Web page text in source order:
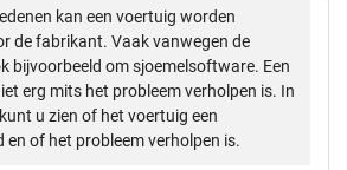
kan een voertuig worden
de fabrikant. Vaak vanwegen de
bijvoorbeeld om sjoemelsoftware. Een
erg mits het probleem verholpen is. In
u zien of het voertuig een
of het probleem verholpen is.